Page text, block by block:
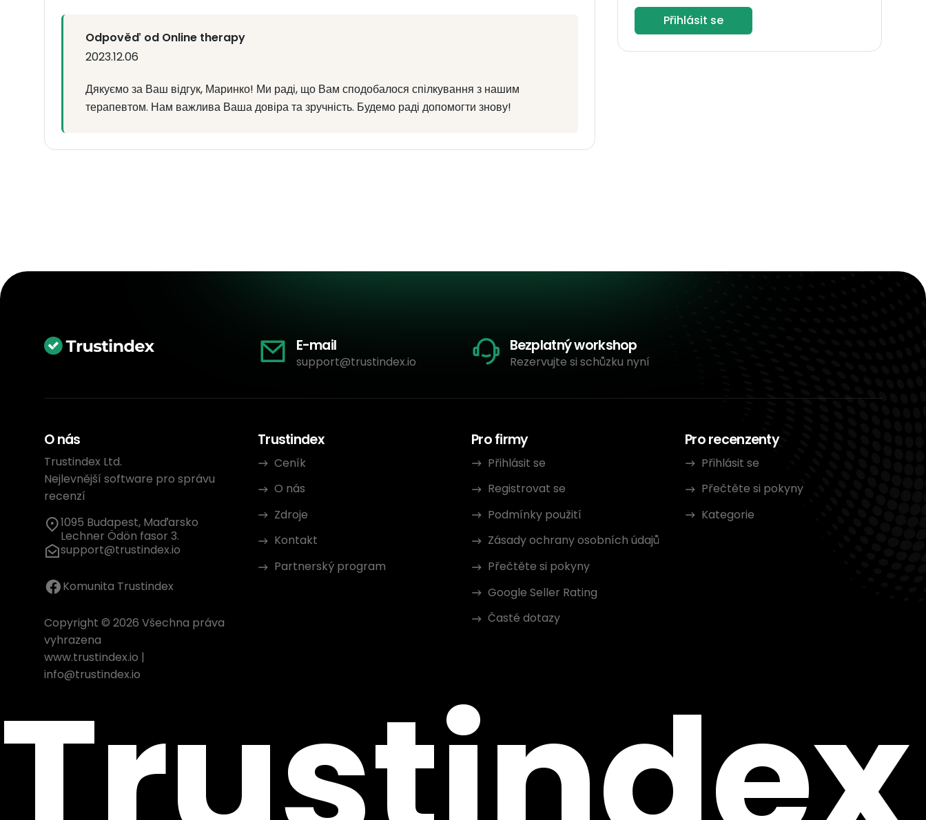
Odpověď od Online therapy
2023.12.06
Дякуємо за Ваш відгук, Маринко! Ми раді, що Вам сподобалося спілкування з нашим
терапевтом. Нам важлива Ваша довіра та зручність. Будемо раді допомогти знову!
Přihlásit se
E-mail
support@trustindex.io
Bezplatný workshop
Rezervujte si schůzku nyní
O nás
Trustindex Ltd.
Nejlevnější software pro správu
recenzí
1095 Budapest, Maďarsko
Lechner Ödön fasor 3.
support@trustindex.io
Komunita Trustindex
Copyright © 2026 Všechna práva
vyhrazena
www.trustindex.io |
info@trustindex.io
Trustindex
Ceník
O nás
Zdroje
Kontakt
Partnerský program
Pro firmy
Přihlásit se
Registrovat se
Podmínky použití
Zásady ochrany osobních údajů
Přečtěte si pokyny
Google Seller Rating
Časté dotazy
Pro recenzenty
Přihlásit se
Přečtěte si pokyny
Kategorie